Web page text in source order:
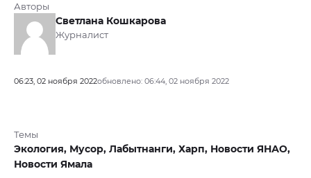
Авторы
Светлана Кошкарова
Журналист
06:23, 02 ноября 2022обновлено: 06:44, 02 ноября 2022
Темы
Экология, Мусор, Лабытнанги, Харп, Новости ЯНАО,
Новости Ямала